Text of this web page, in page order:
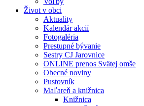
Život v obci
Aktuality
Kalendár akcií
Fotogaléria
Prestupné bývanie
Sestry CJ Jarovnice
ONLINE prenos Svätej omše
Obecné noviny
Pustovník
Maľareň a knižnica
Knižnica